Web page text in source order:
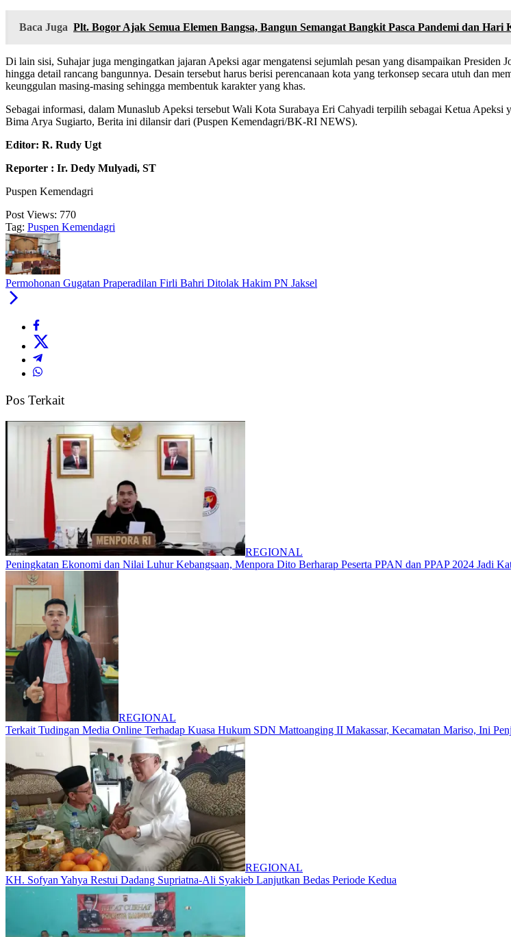
Baca Juga Plt. Bogor Ajak Semua Elemen Bangsa, Bangun Semangat Bangkit Pasca Pandemi dan Hari
Di lain sisi, Suhajar juga mengingatkan jajaran Apeksi agar mengatensi sejumlah pesan yang disampaikan
hingga detail rancang bangunnya. Desain tersebut harus berisi perencanaan kota yang terkonsep secara utuh dan
keunggulan masing-masing sehingga membentuk karakter yang khas.
Sebagai informasi, dalam Munaslub Apeksi tersebut Wali Kota Surabaya Eri Cahyadi terpilih sebagai Ketua
Bima Arya Sugiarto, Berita ini dilansir dari (Puspen Kemendagri/BK-RI NEWS).
Editor: R. Rudy Ugt
Reporter : Ir. Dedy Mulyadi, ST
Puspen Kemendagri
Post Views: 770
Tag: Puspen Kemendagri
Permohonan Gugatan Praperadilan Firli Bahri Ditolak Hakim PN Jaksel
Pos Terkait
REGIONAL
Peningkatan Ekonomi dan Nilai Luhur Kebangsaan, Menpora Dito Berharap Peserta PPAN dan PPAP 2024 Jadi
REGIONAL
Terkait Tudingan Media Online Terhadap Kuasa Hukum SDN Mattoanging II Makassar, Kecamatan Mariso, Ini
REGIONAL
KH. Sofyan Yahya Restui Dadang Supriatna-Ali Syakieb Lanjutkan Bedas Periode Kedua